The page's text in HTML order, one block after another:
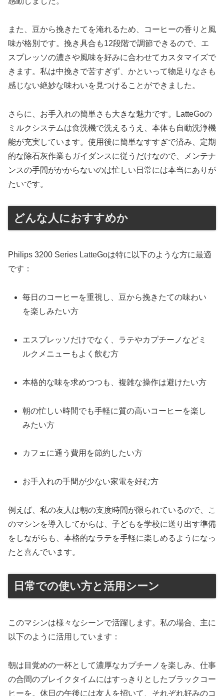
また、豆から挽きたてを淹れるため、コーヒーの香りと風
味が格別です。挽き具合も12段階で調節できるので、エ
スプレッソの濃さや風味を好みに合わせてカスタマイズで
きます。私は中挽きで苦すぎず、かといって物足りなさも
感じない絶妙な味わいを見つけることができました。
さらに、お手入れの簡単さも大きな魅力です。LatteGoの
ミルクシステムは食洗機で洗えるうえ、本体も自動洗浄機
能が充実しています。使用後に簡単なすすぎで済み、定期
的な除石灰作業もガイダンスに従うだけなので、メンテナ
ンスの手間がかからないのは忙しい日常には本当にありが
たいです。
どんな人におすすめか
Philips 3200 Series LatteGoは特に以下のような方に最適
です：
毎日のコーヒーを重視し、豆から挽きたての味わい
を楽しみたい方
エスプレッソだけでなく、ラテやカプチーノなどミ
ルクメニューもよく飲む方
本格的な味を求めつつも、複雑な操作は避けたい方
朝の忙しい時間でも手軽に質の高いコーヒーを楽し
みたい方
カフェに通う費用を節約したい方
お手入れの手間が少ない家電を好む方
例えば、私の友人は朝の支度時間が限られているので、こ
のマシンを導入してからは、子どもを学校に送り出す準備
をしながらも、本格的なラテを手軽に楽しめるようになっ
たと喜んでいます。
日常での使い方と活用シーン
このマシンは様々なシーンで活躍します。私の場合、主に
以下のように活用しています：
朝は目覚めの一杯として濃厚なカプチーノを楽しみ、仕事
の合間のブレイクタイムにはすっきりとしたブラックコー
ヒーを。休日の午後には友人を招いて、それぞれ好みのコ